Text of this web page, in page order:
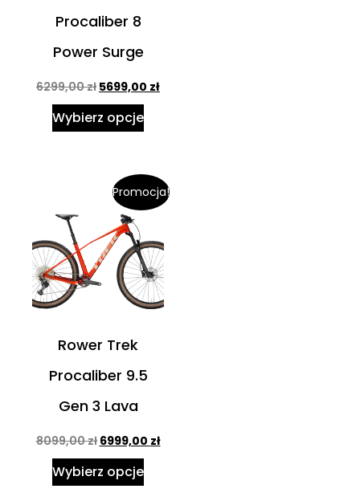
Procaliber 8
Power Surge
6299,00zł 5699,00 zł
Wybierz opcje
Promocja!
Rower Trek
Procaliber 9.5
Gen 3 Lava
8099,00zł 6999,00 zł
Wybierz opcje